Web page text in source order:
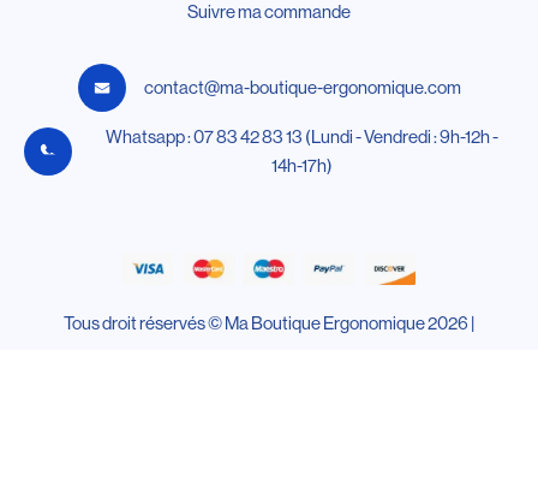
Suivre ma commande
contact@ma-boutique-ergonomique.com
Whatsapp : 07 83 42 83 13 (Lundi - Vendredi : 9h-12h -
14h-17h)
Tous droit réservés © Ma Boutique Ergonomique 2026 |